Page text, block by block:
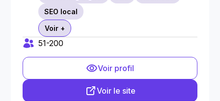
SEO local
Voir +
51-200
Voir profil
Voir le site